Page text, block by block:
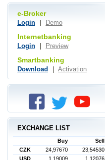
e-Broker
Login Demo
Internetbanking
Login Preview
Smartbanking
Download Activation
EXCHANGE LIST
Buy
Sell
CZK
24,97670
23,54530
USD
1,19009
1,12076